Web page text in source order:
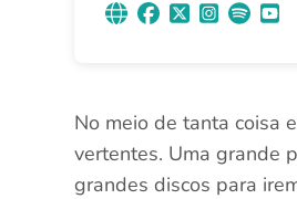
No meio de tanta coisa
vertentes. Uma grande
grandes discos para